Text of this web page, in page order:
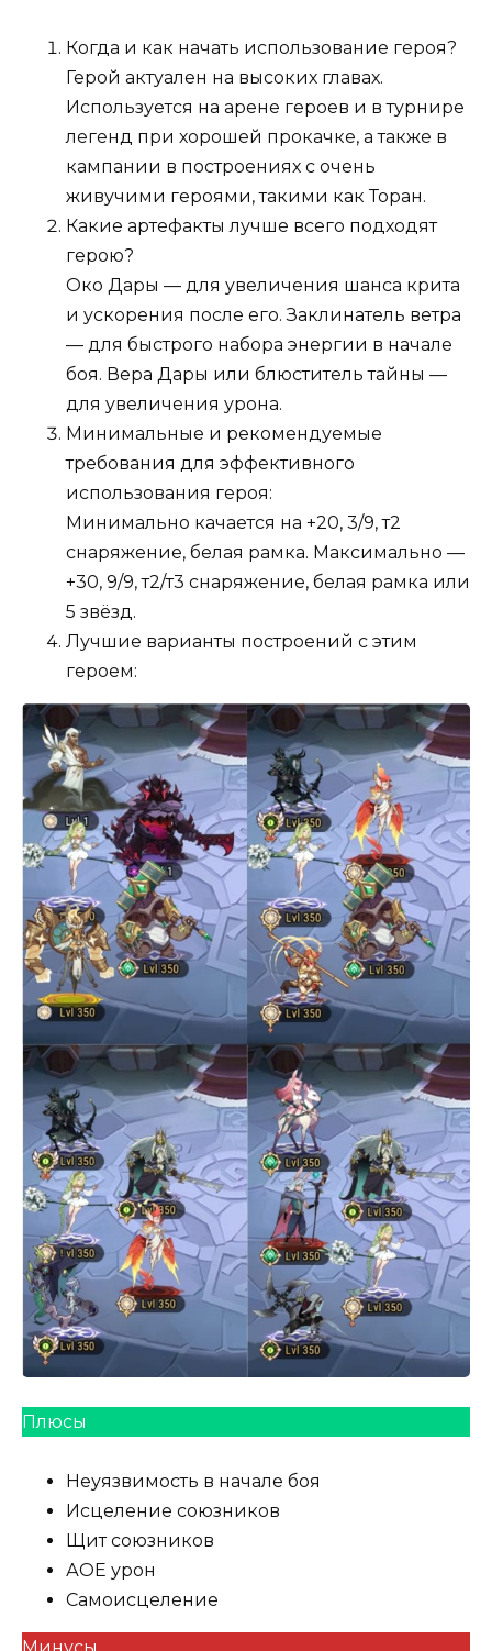
Когда и как начать использование героя?
Герой актуален на высоких главах.
Используется на арене героев и в турнире
легенд при хорошей прокачке, а также в
кампании в построениях с очень
живучими героями, такими как Торан.
Какие артефакты лучше всего подходят
герою?
Око Дары — для увеличения шанса крита
и ускорения после его. Заклинатель ветра
— для быстрого набора энергии в начале
боя. Вера Дары или блюститель тайны —
для увеличения урона.
Минимальные и рекомендуемые
требования для эффективного
использования героя:
Минимально качается на +20, 3/9, т2
снаряжение, белая рамка. Максимально —
+30, 9/9, т2/т3 снаряжение, белая рамка или
5 звёзд.
Лучшие варианты построений с этим
героем:
Плюсы
Неуязвимость в начале боя
Исцеление союзников
Щит союзников
АОЕ урон
Самоисцеление